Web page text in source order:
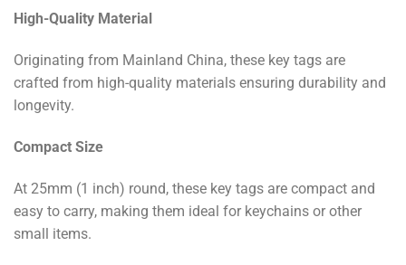
High-Quality Material
Originating from Mainland China, these key tags are
crafted from high-quality materials ensuring durability and
longevity.
Compact Size
At 25mm (1 inch) round, these key tags are compact and
easy to carry, making them ideal for keychains or other
small items.